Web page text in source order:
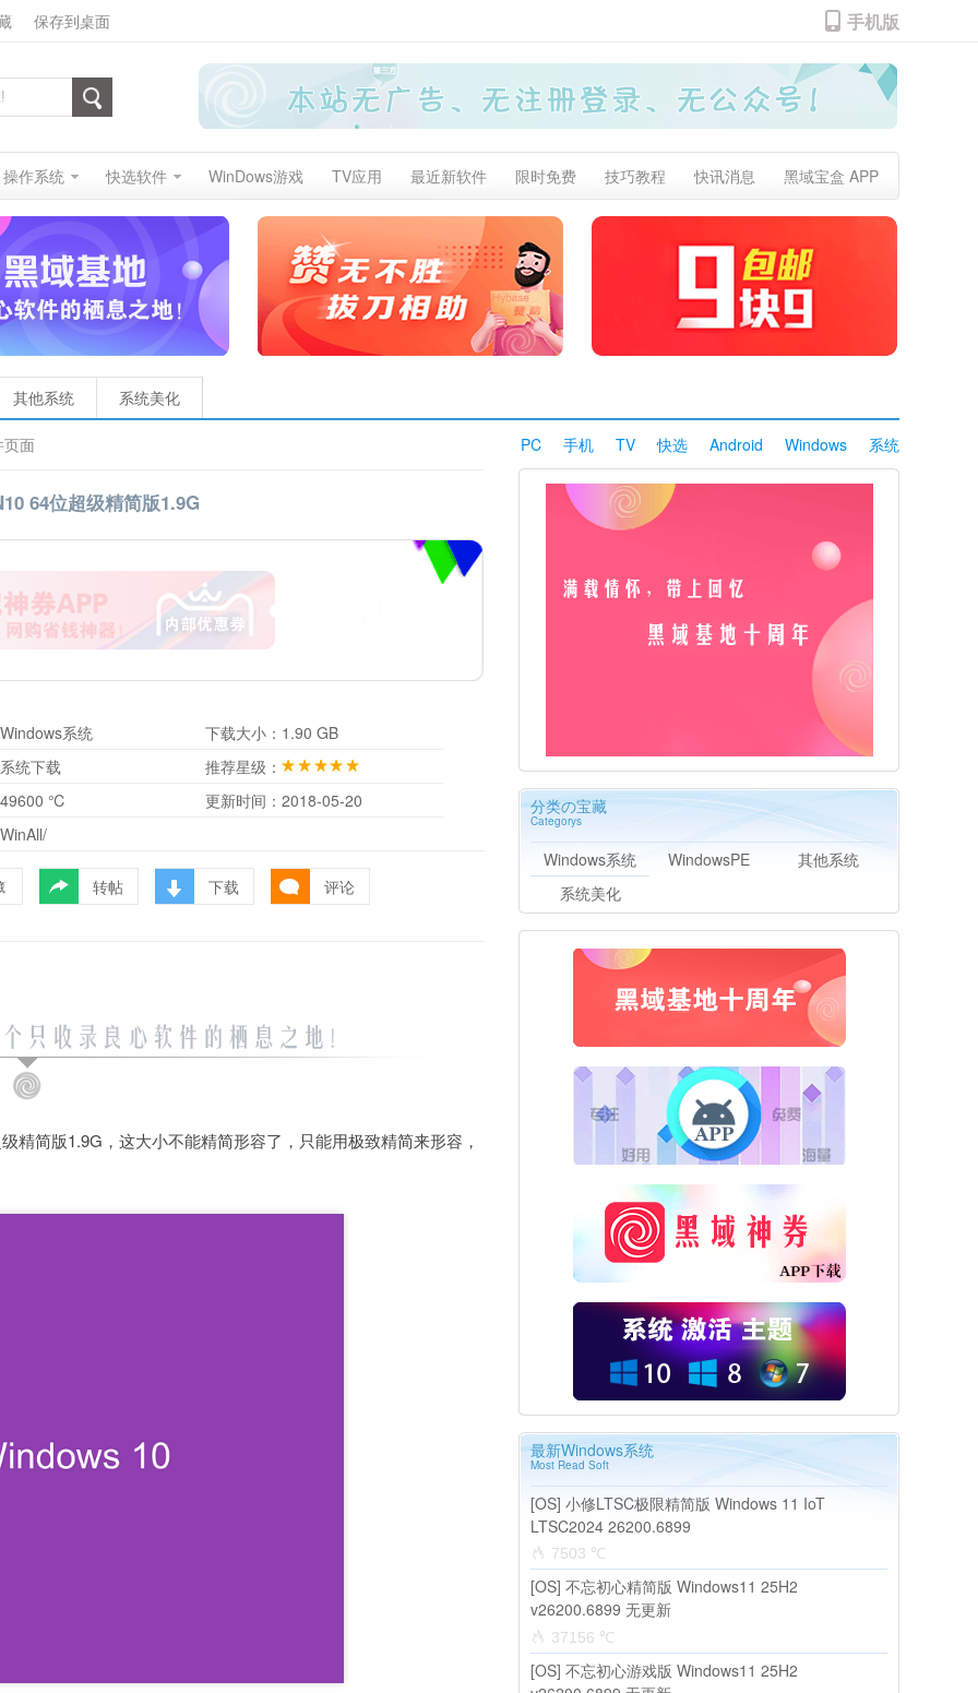
保存到桌面 手机版
操作系统 快选软件 WinDows游戏 TV应用 最近新软件 限时免费 技巧教程 快讯消息 黑域宝盒 APP
其他系统 系统美化
页面 PC 手机 TV 快选 Android Windows 系统
64位超级精简版1.9G
Windows系统 下载大小： 1.90 GB
系统下载
推荐星级：
49600 ℃
更新时间： 2018-05-20
WinAll/
转帖 下载 评论
精简版1.9G，这大小不能精简形容了，只能用极致精简来形容，
分类の宝藏
Categorys
Windows系统 WindowsPE
其他系统
系统美化
最新Windows系统
Most Read Soft
[OS] 小修LTSC极限精简版 Windows 11 IoT
LTSC2024 26200.6899
7503 ℃
[OS] 不忘初心精简版 Windows11 25H2
v26200.6899 无更新
37156 ℃
[OS] 不忘初心游戏版 Windows11 25H2